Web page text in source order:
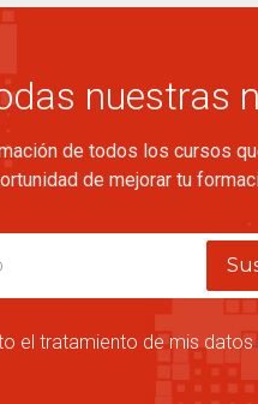
nuestras
de todos los cursos
de mejorar tu
el tratamiento de mis